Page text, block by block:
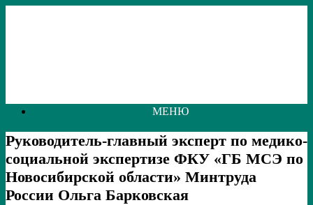
МЕНЮ
Руководитель-главный эксперт по медико-
социальной экспертизе ФКУ «ГБ МСЭ по
Новосибирской области» Минтруда
России Ольга Барковская